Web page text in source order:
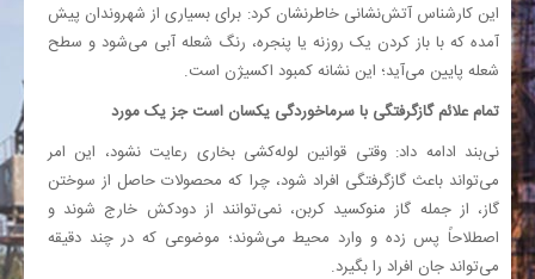
این کارشناس آتش‌نشانی خاطرنشان کرد: برای بسیاری از شهروندان پیش
آمده که با باز کردن یک روزنه یا پنجره، رنگ شعله آبی می‌شود و سطح
شعله پایین می‌آید؛ این نشانه کمبود اکسیژن است.
تمام علائم گازگرفتگی با سرماخوردگی یکسان است جز یک مورد
نی‌بند ادامه داد: وقتی قوانین لوله‌کشی بخاری رعایت نشود، این امر
می‌تواند باعث گازگرفتگی افراد شود، چرا که محصولات حاصل از سوختن
گاز، از جمله گاز منوکسید کربن، نمی‌توانند از دودکش خارج شوند و
اصطلاحاً پس زده و وارد محیط می‌شوند؛ موضوعی که در چند دقیقه
می‌تواند جان افراد را بگیرد.